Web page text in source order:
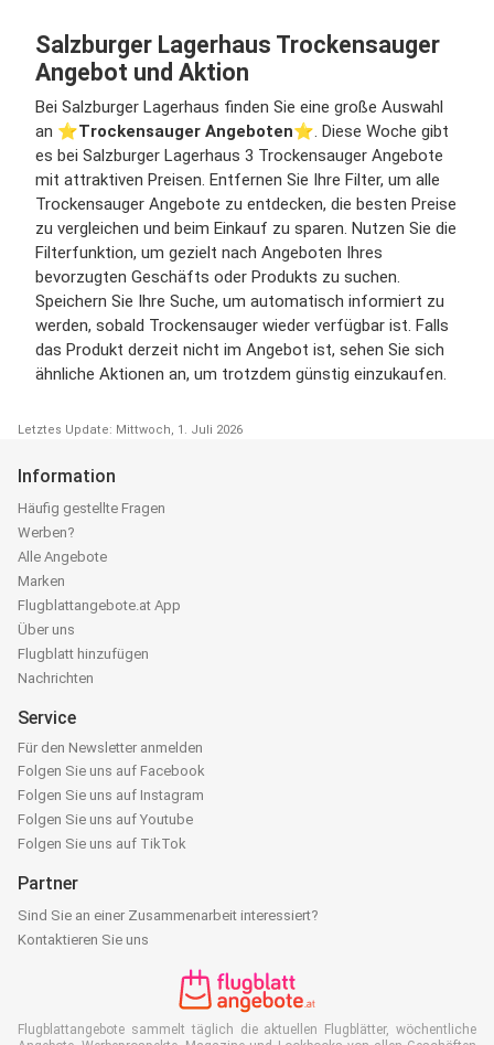
Salzburger Lagerhaus Trockensauger
Angebot und Aktion
Bei Salzburger Lagerhaus finden Sie eine große Auswahl
an ⭐️Trockensauger Angeboten⭐️. Diese Woche gibt
es bei Salzburger Lagerhaus 3 Trockensauger Angebote
mit attraktiven Preisen. Entfernen Sie Ihre Filter, um alle
Trockensauger Angebote zu entdecken, die besten Preise
zu vergleichen und beim Einkauf zu sparen. Nutzen Sie die
Filterfunktion, um gezielt nach Angeboten Ihres
bevorzugten Geschäfts oder Produkts zu suchen.
Speichern Sie Ihre Suche, um automatisch informiert zu
werden, sobald Trockensauger wieder verfügbar ist. Falls
das Produkt derzeit nicht im Angebot ist, sehen Sie sich
ähnliche Aktionen an, um trotzdem günstig einzukaufen.
Letztes Update: Mittwoch, 1. Juli 2026
Information
Häufig gestellte Fragen
Werben?
Alle Angebote
Marken
Flugblattangebote.at App
Über uns
Flugblatt hinzufügen
Nachrichten
Service
Für den Newsletter anmelden
Folgen Sie uns auf Facebook
Folgen Sie uns auf Instagram
Folgen Sie uns auf Youtube
Folgen Sie uns auf TikTok
Partner
Sind Sie an einer Zusammenarbeit interessiert?
Kontaktieren Sie uns
Flugblattangebote sammelt täglich die aktuellen Flugblätter, wöchentliche